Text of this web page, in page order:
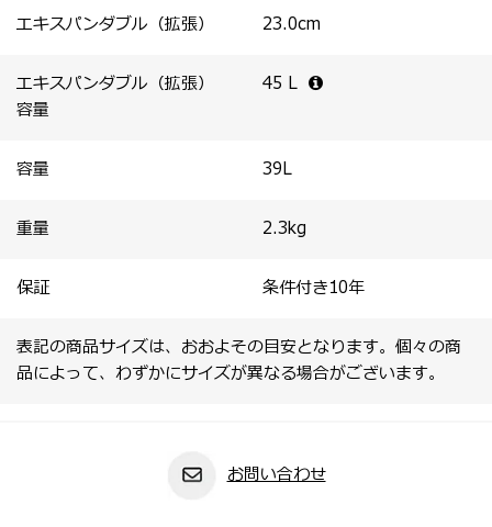
エキスパンダブル（拡張） 23.0cm
エキスパンダブル（拡張）
容量
45 L
容量 39L
重量 2.3kg
保証 条件付き10年
表記の商品サイズは、おおよその目安となります。個々の商
品によって、わずかにサイズが異なる場合がございます。
お問い合わせ